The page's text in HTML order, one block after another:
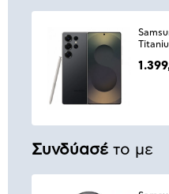
Συνδύασέ το με